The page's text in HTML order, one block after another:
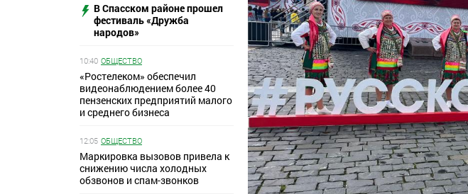
В Спасском районе прошел
фестиваль «Дружба
народов»
10:40 ОБЩЕСТВО
«Ростелеком» обеспечил
видеонаблюдением более 40
пензенских предприятий малого
и среднего бизнеса
12:05 ОБЩЕСТВО
Маркировка вызовов привела к
снижению числа холодных
обзвонов и спам-звонков